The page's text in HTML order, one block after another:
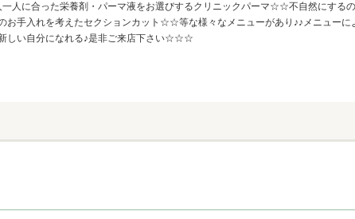
人に合った栄養剤・パーマ液をお選びするクリニックパーマ☆☆不自然にする
手入れを考えたセクションカット☆☆等な様々なメニューがあり♪♪メニューに
しい自分になれる♪是非ご来店下さい☆☆☆